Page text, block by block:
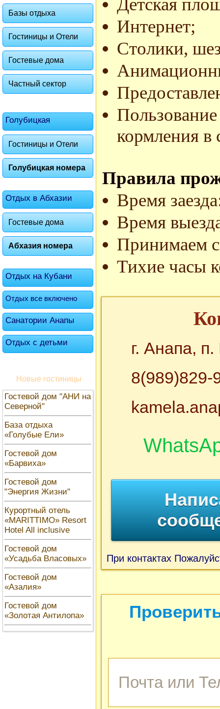
Базы отдыха
Гостиницы и Отели
Гостевые дома
Частный сектор
Голубицкая
Гостиницы и Отели
Голубицкая номера
Отдых в Абхазии
Гостевые дома
Абхазия номера
Отдых на Кубани
Отдых все включено
Санатории Анапы
Отдых с детьми
Новые гостиницы
Гостевой дом "АНИ на
Северной"
База отдыха
«Голубые Ели»
Гостевой дом
«Барвиха»
Гостевой дом
"Энергия Жизни"
Курортный отель
«MARITTIMO» Resort
Hotel All inclusive
Гостевой дом
«Усадьба Власовых»
Гостевой дом
«Азалия»
Гостевой дом
«Золотая Антилопа»
Детская
Интернет;
Столики,
кормления в
Правила
Время
Время
Принимаем
Тихие часы
г. Анапа,
8(989)829-
При контактах